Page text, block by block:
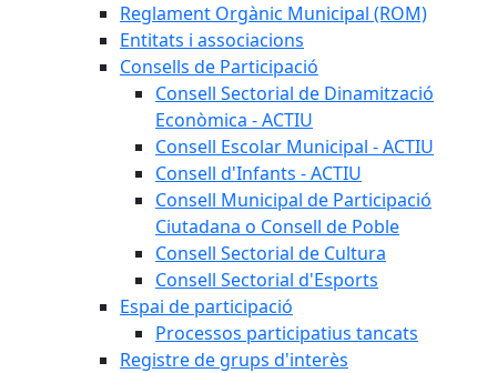
Reglament Orgànic Municipal (ROM)
Entitats i associacions
Consells de Participació
Consell Sectorial de Dinamització
Econòmica - ACTIU
Consell Escolar Municipal - ACTIU
Consell d'Infants - ACTIU
Consell Municipal de Participació
Ciutadana o Consell de Poble
Consell Sectorial de Cultura
Consell Sectorial d'Esports
Espai de participació
Processos participatius tancats
Registre de grups d'interès